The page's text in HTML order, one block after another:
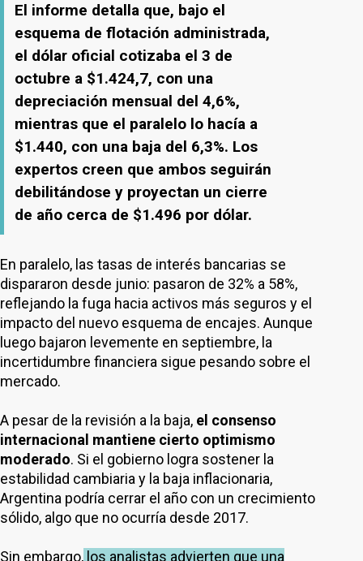
El informe detalla que, bajo el
esquema de flotación administrada,
el dólar oficial cotizaba el 3 de
octubre a $1.424,7, con una
depreciación mensual del 4,6%,
mientras que el paralelo lo hacía a
$1.440, con una baja del 6,3%. Los
expertos creen que ambos seguirán
debilitándose y proyectan un cierre
de año cerca de $1.496 por dólar.
En paralelo, las tasas de interés bancarias se
dispararon desde junio: pasaron de 32% a 58%,
reflejando la fuga hacia activos más seguros y el
impacto del nuevo esquema de encajes. Aunque
luego bajaron levemente en septiembre, la
incertidumbre financiera sigue pesando sobre el
mercado.
A pesar de la revisión a la baja, el consenso
internacional mantiene cierto optimismo
moderado. Si el gobierno logra sostener la
estabilidad cambiaria y la baja inflacionaria,
Argentina podría cerrar el año con un crecimiento
sólido, algo que no ocurría desde 2017.
Sin embargo, los analistas advierten que una